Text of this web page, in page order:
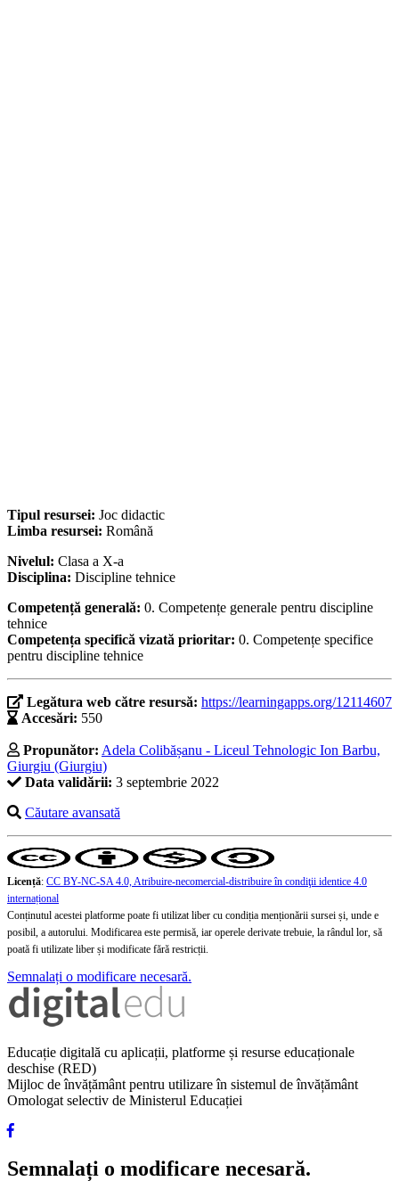
Tipul resursei: Joc didactic
Limba resursei: Română
Nivelul: Clasa a X-a
Disciplina: Discipline tehnice
Competență generală: 0. Competențe generale pentru discipline
tehnice
Competența specifică vizată prioritar: 0. Competențe specifice
pentru discipline tehnice
Legătura web către resursă: https://learningapps.org/12114607
Accesări: 550
Propunător: Adela Colibășanu - Liceul Tehnologic Ion Barbu,
Giurgiu (Giurgiu)
Data validării: 3 septembrie 2022
Căutare avansată
Licență: CC BY-NC-SA 4.0, Atribuire-necomercial-distribuire în condiţii identice 4.0
internațional
Conținutul acestei platforme poate fi utilizat liber cu condiția menționării sursei și, unde e
posibil, a autorului. Modificarea este permisă, iar operele derivate trebuie, la rândul lor, să
poată fi utilizate liber și modificate fără restricții.
Semnalați o modificare necesară.
Educație digitală cu aplicații, platforme și resurse educaționale
deschise (RED)
Mijloc de învățământ pentru utilizare în sistemul de învățământ
Omologat selectiv de Ministerul Educației
Semnalați o modificare necesară.